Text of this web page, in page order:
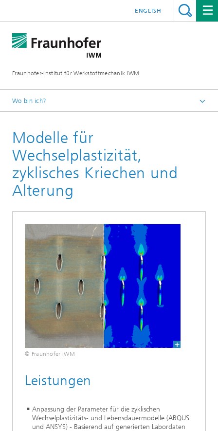
Fraunhofer-Institut für Werkstoffmechanik IWM
ENGLISH
Wo bin ich?
Geschäftsfelder
Werkstoffbewertung und Lebensdauerkonzepte
Lebensdauerkonzepte und Thermomechanik
Modelle für
Wechselplastizität,
zyklisches Kriechen und
Alterung
© Fraunhofer IWM
Leistungen
Anpassung der Parameter für die zyklischen
Wechselplastizitäts- und Lebensdauermodelle (ABQUS
und ANSYS) - Basierend auf generierten Labordaten